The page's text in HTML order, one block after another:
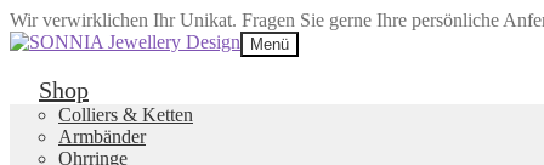
Wir verwirklichen Ihr Unikat. Fragen Sie gerne Ihre persönliche
Zur
springen
Zum
springen
Menü
Shop
Colliers & Ketten
Armbänder
Ohrringe